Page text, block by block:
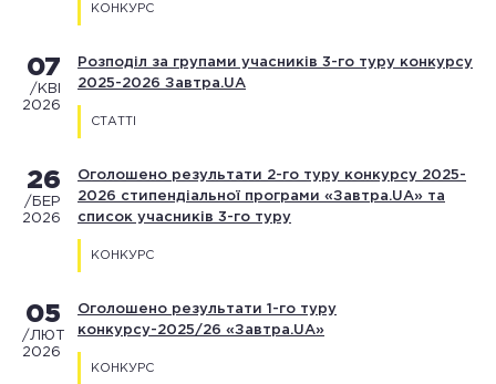
КОНКУРС
07
/КВІ
2026
Розподіл за групами учасників 3-го туру конкурсу
2025-2026 Завтра.UA
СТАТТІ
26
/БЕР
2026
Оголошено результати 2-го туру конкурсу 2025-
2026 стипендіальної програми «Завтра.UA» та
список учасників 3-го туру
КОНКУРС
05
/ЛЮТ
2026
Оголошено результати 1-го туру
конкурсу-2025/26 «Завтра.UA»
КОНКУРС